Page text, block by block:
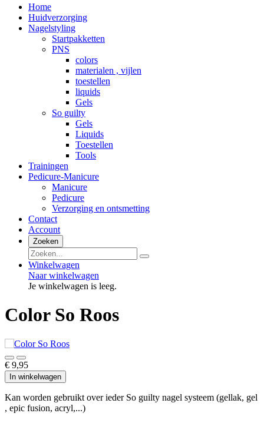
Home
Huidverzorging
Nagelstyling
Startpakketten
PNS
colors
materialen , vijlen
toestellen
liquids
Gels
So guilty
Gels
Liquids
Toestellen
Tools
Trainingen
Pedicure-Manicure
Manicure
Pedicure
Verzorging en ontsmetting
Contact
Account
Zoeken
Winkelwagen
Naar winkelwagen
Je winkelwagen is leeg.
Color So Roos
€ 9,95
In winkelwagen
Kan worden gebruikt over ieder So guilty nagel systeem (gellak, gel
, epic fusion, acryl,...)